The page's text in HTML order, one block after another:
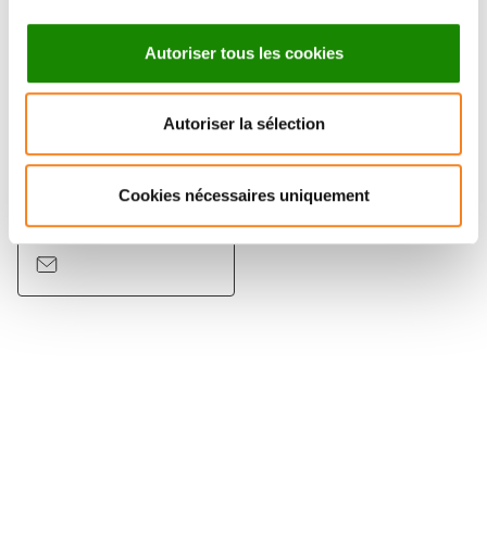
Autoriser tous les cookies
Autoriser la sélection
Cookies nécessaires uniquement
FRANCK PEREZ
Directeur de recherche
CNRS